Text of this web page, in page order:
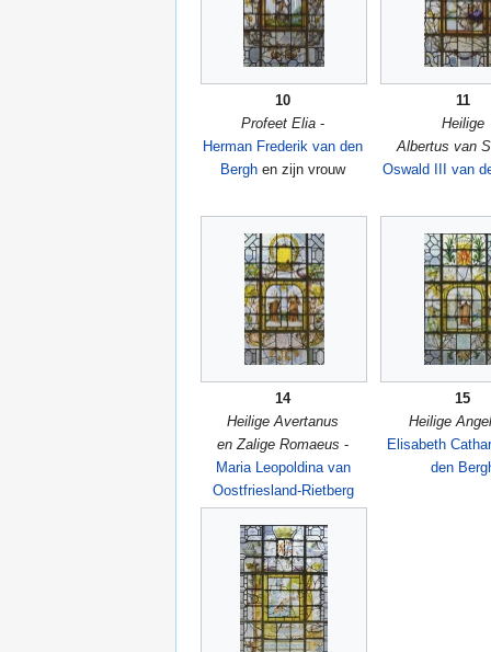
10
Profeet Elia -
Herman Frederik van den
Bergh en zijn vrouw
11
Heilige
Albertus van
Oswald III van
14
Heilige Avertanus
en Zalige Romaeus -
Maria Leopoldina van
Oostfriesland-Rietberg
15
Heilige
Elisabeth
den